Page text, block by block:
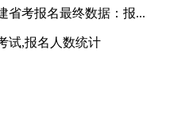
省考报名最终数据：报...
试,报名人数统计